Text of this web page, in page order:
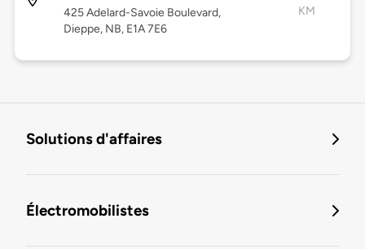
425 Adelard-Savoie Boulevard,
Dieppe, NB, E1A 7E6
KM
Solutions d'affaires
Électromobilistes